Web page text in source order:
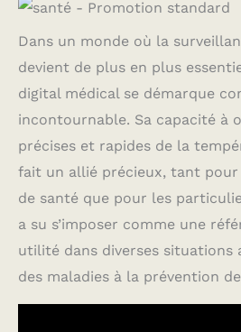
Dans un monde où la
devient de plus en plus
digital médical se démarque
incontournable. Sa capacité à
précises et rapides de la
fait un allié précieux, tant
de santé que pour les
a su s’imposer comme une
utilité dans diverses situations
des maladies à la prévention